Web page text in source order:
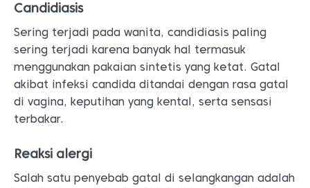
Candidiasis
Sering terjadi pada wanita, candidiasis paling
sering terjadi karena banyak hal termasuk
menggunakan pakaian sintetis yang ketat. Gatal
akibat infeksi candida ditandai dengan rasa gatal
di vagina, keputihan yang kental, serta sensasi
terbakar.
Reaksi alergi
Salah satu penyebab gatal di selangkangan adalah